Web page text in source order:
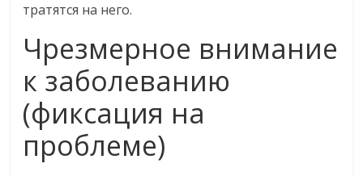
тратятся на него.
Чрезмерное внимание
к заболеванию
(фиксация на
проблеме)